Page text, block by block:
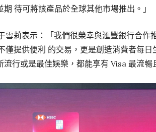
待可將該產品於全球其他市場推出。」
雪莉表示：「我們很榮幸與滙豐銀行合
僅提供便利 的交易，更是創造消費者每
行或是最佳娛樂，都能享有 Visa 最流暢